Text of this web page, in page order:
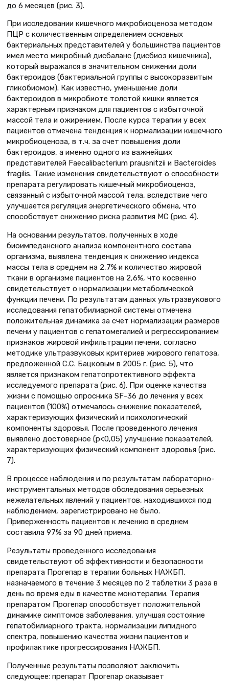
до 6 месяцев (рис. 3).
При исследовании кишечного микробиоценоза методом
ПЦР с количественным определением основных
бактериальных представителей у большинства пациентов
имел место микробный дисбаланс (дисбиоз кишечника),
который выражался в значительном снижении доли
бактероидов (бактериальной группы с высокоразвитым
гликобиомом). Как известно, уменьшение доли
бактероидов в микробиоте толстой кишки является
характерным признаком для пациентов с избыточной
массой тела и ожирением. После курса терапии у всех
пациентов отмечена тенденция к нормализации кишечного
микробиоценоза, в т.ч. за счет повышения доли
бактероидов, а именно одного из важнейших
представителей Faecalibacterium prausnitzii и Bacteroides
fragilis. Такие изменения свидетельствуют о способности
препарата регулировать кишечный микробиоценоз,
связанный с избыточной массой тела, вследствие чего
улучшается регуляция энергетического обмена, что
способствует снижению риска развития МС (рис. 4).
На основании результатов, полученных в ходе
биоимпедансного анализа компонентного состава
организма, выявлена тенденция к снижению индекса
массы тела в среднем на 2,7% и количество жировой
ткани в организме пациентов на 2,6%, что косвенно
свидетельствует о нормализации метаболической
функции печени. По результатам данных ультразвукового
исследования гепатобилиарной системы отмечена
положительная динамика за счет нормализации размеров
печени у пациентов с гепатомегалией и регрессированием
признаков жировой инфильтрации печени, согласно
методике ультразвуковых критериев жирового гепатоза,
предложенной С.С. Бацковым в 2005 г. (рис. 5), что
является признаком гепатопротективного эффекта
исследуемого препарата (рис. 6). При оценке качества
жизни с помощью опросника SF-36 до лечения у всех
пациентов (100%) отмечалось снижение показателей,
характеризующих физический и психологический
компоненты здоровья. После проведенного лечения
выявлено достоверное (р<0,05) улучшение показателей,
характеризующих физический компонент здоровья (рис.
7).
В процессе наблюдения и по результатам лабораторно-
инструментальных методов обследования серьезных
нежелательных явлений у пациентов, находившихся под
наблюдением, зарегистрировано не было.
Приверженность пациентов к лечению в среднем
составила 97% за 90 дней приема.
Результаты проведенного исследования
свидетельствуют об эффективности и безопасности
препарата Прогепар в терапии больных НАЖБП,
назначаемого в течение 3 месяцев по 2 таблетки 3 раза в
день во время еды в качестве монотерапии. Терапия
препаратом Прогепар способствует положительной
динамике симптомов заболевания, улучшая состояние
гепатобилиарного тракта, нормализации липидного
спектра, повышению качества жизни пациентов и
профилактике прогрессирования НАЖБП.
Полученные результаты позволяют заключить
следующее: препарат Прогепар оказывает